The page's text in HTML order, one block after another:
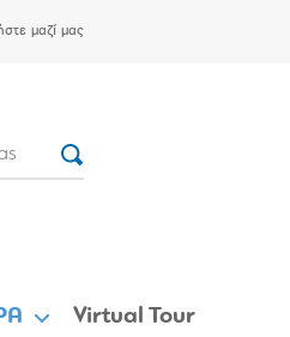
μαζί μας
Virtual Tour